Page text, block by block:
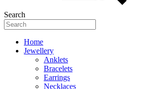
Search
Home
Jewellery
Anklets
Bracelets
Earrings
Necklaces